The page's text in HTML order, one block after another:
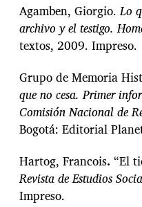
Agamben, Giorgio.Lo
archivo y el testigo.
textos, 2009. Impreso.
Grupo de Memoria
que no cesa. Primer
Comisión Nacional de
Bogotá: Editorial
Hartog, Francois. “El
Revista de Estudios
Impreso.